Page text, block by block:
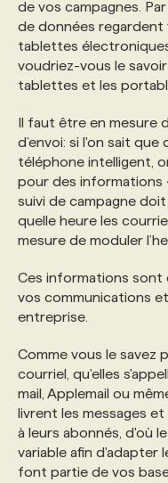
ANNONCEZ
de vos campagnes.
de données regardent
tablettes
voudriez-vous le savoir
tablettes et les
Il faut être en mesure
d’envoi: si l'on sait que
téléphone intelligent,
pour des informations
suivi de campagne
quelle heure les
mesure de moduler
Ces informations sont
vos communications
entreprise.
Comme vous le savez
courriel, qu'elles
mail, Applemail ou
livrent les messages
à leurs abonnés, d'où
variable afin d'adapter
font partie de vos